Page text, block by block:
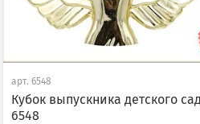
арт.6548
Кубок выпускника детского
6548